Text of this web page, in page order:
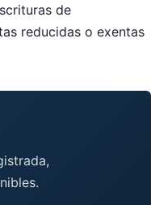
de
reducidas o exentas